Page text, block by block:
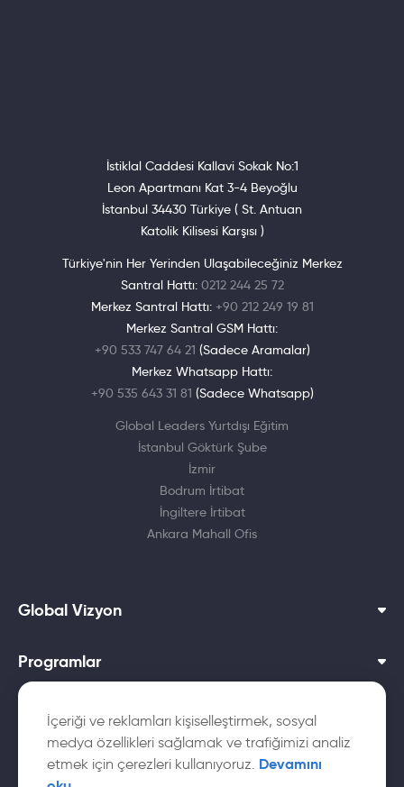
İçeriği ve reklamları kişiselleştirmek, sosyal
medya özellikleri sağlamak ve trafiğimizi analiz
etmek için çerezleri kullanıyoruz. Devamını
İstiklal Caddesi Kallavi Sokak No:1
Leon Apartmanı Kat 3-4 Beyoğlu
İstanbul 34430 Türkiye ( St. Antuan
Katolik Kilisesi Karşısı )
Türkiye'nin Her Yerinden Ulaşabileceğiniz Merkez
Santral Hattı: 0212 244 25 72
Merkez Santral Hattı: +90 212 249 19 81
Merkez Santral GSM Hattı:
+90 533 747 64 21 (Sadece Aramalar)
Merkez Whatsapp Hattı:
+90 535 643 31 81 (Sadece Whatsapp)
Global Leaders Yurtdışı Eğitim
İstanbul Göktürk Şube
İzmir
Bodrum İrtibat
İngiltere İrtibat
Ankara Mahall Ofis
Global Vizyon
Programlar
Dil Okulları
Yurtdışı Üniversiteler